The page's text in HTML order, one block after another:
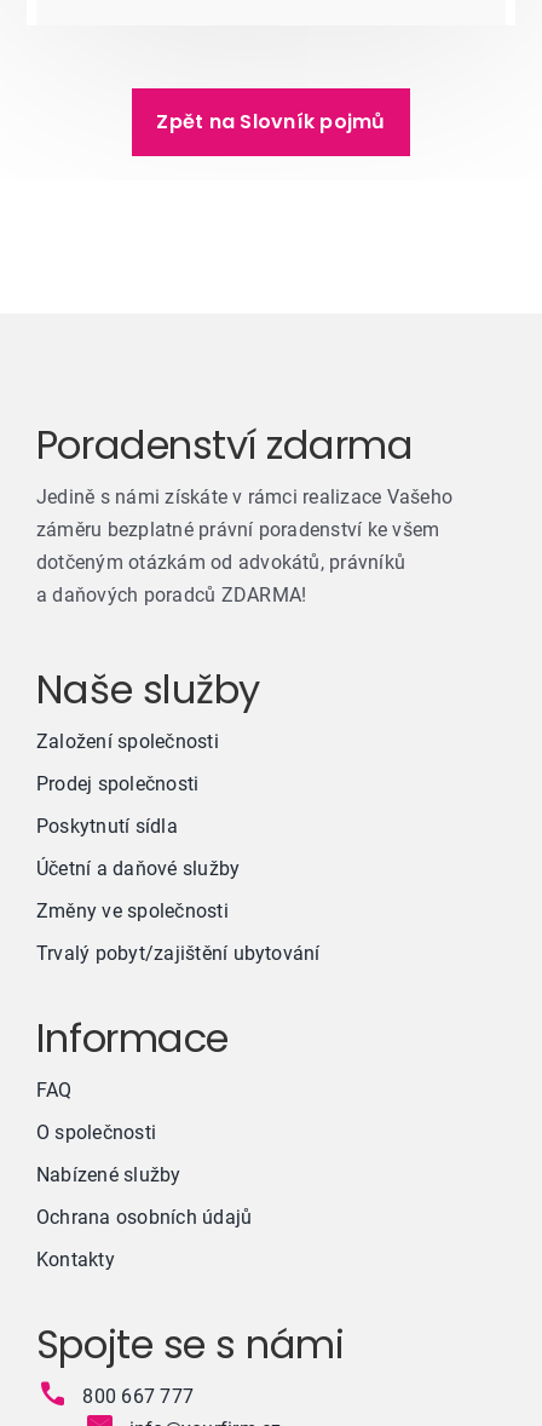
Zpět na Slovník pojmů
Poradenství zdarma
Jedině s námi získáte v rámci realizace Vašeho
záměru bezplatné právní poradenství ke všem
dotčeným otázkám od advokátů, právníků
a daňových poradců ZDARMA!
Naše služby
Založení společnosti
Prodej společnosti
Poskytnutí sídla
Účetní a daňové služby
Změny ve společnosti
Trvalý pobyt/zajištění ubytování
Informace
FAQ
O společnosti
Nabízené služby
Ochrana osobních údajů
Kontakty
Spojte se s námi
800 667 777